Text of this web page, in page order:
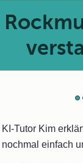
KI-Tutor Kim
nochmal einfach